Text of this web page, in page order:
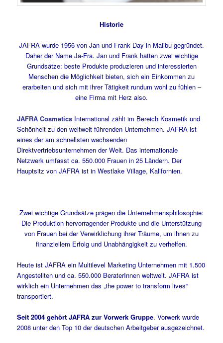
Historie
JAFRA wurde 1956 von Jan und Frank Day in Malibu gegründet.
Daher der Name Ja-Fra. Jan und Frank hatten zwei wichtige
Grundsätze: beste Produkte produzieren und interessierten
Menschen die Möglichkeit bieten, sich ein Einkommen zu
erarbeiten und sich mit ihrer Tätigkeit rundum wohl zu fühlen –
eine Firma mit Herz also.
JAFRA Cosmetics International zählt im Bereich Kosmetik und
Schönheit zu den weltweit führenden Unternehmen. JAFRA ist
eines der am schnellsten wachsenden
Direktvertriebsunternehmen der Welt. Das internationale
Netzwerk umfasst ca. 550.000 Frauen in 25 Ländern. Der
Hauptsitz von JAFRA ist in Westlake Village, Kalifornien.
Zwei wichtige Grundsätze prägen die Unternehmensphilosophie:
Die Produktion hervorragender Produkte und die Unterstützung
von Frauen bei der Verwirklichung ihrer Träume, um ihnen zu
finanziellem Erfolg und Unabhängigkeit zu verhelfen.
Heute ist JAFRA ein Multilevel Marketing Unternehmen mit 1.500
Angestellten und ca. 550.000 BeraterInnen weltweit. JAFRA ist
wirklich ein Unternehmen das „the power to transform lives“
transportiert.
Seit 2004 gehört JAFRA zur Vorwerk Gruppe. Vorwerk wurde
2008 unter den Top 10 der deutschen Arbeitgeber ausgezeichnet.